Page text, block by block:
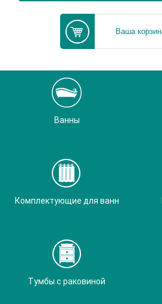
Ваша
Ванны
Комплектующие для ванн
Тумбы с раковиной